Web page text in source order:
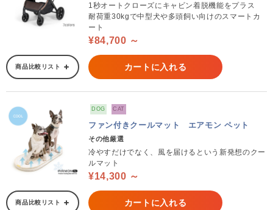
1秒オートクローズにキャビン着脱機能をプラス
耐荷重30kgで中型犬や多頭飼い向けのスマートカ
ート
¥84,700 ～
商品比較リスト カートに入れる
DOG CAT
ファン付きクールマット エアモン ペット
その他厳選
冷やすだけでなく、風を届けるという新発想のクー
ルマット
¥14,300 ～
商品比較リスト カートに入れる